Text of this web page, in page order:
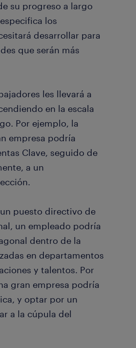
su progreso a largo
los
desarrollar para
que serán más
les llevará a
en la escala
Por ejemplo, la
empresa podría
Clave, seguido de
a un
puesto directivo de
un empleado podría
dentro de la
en departamentos
y talentos. Por
gran empresa podría
y optar por un
a la cúpula del